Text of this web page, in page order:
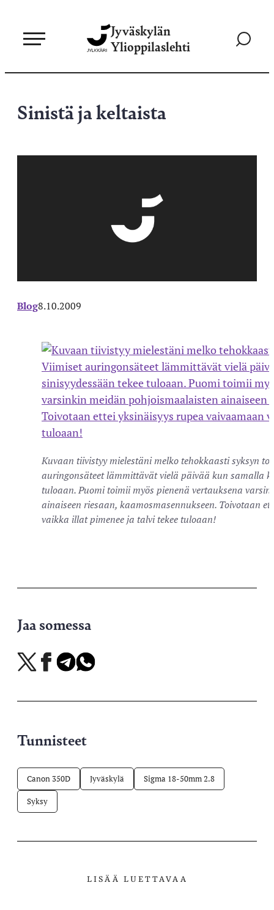
sisältöön
Jyväskylän
Ylioppilaslehti
Siirry
Sinistä ja keltaista
Blog8.10.2009
Kuvaan tiivistyy mielestäni melko tehokkaasti syksyn
auringonsäteet lämmittävät vielä päivää kun samalla
tuloaan. Puomi toimii myös pienenä vertauksena
ainaiseen riesaan, kaamosmasennukseen. Toivotaan
vaikka illat pimenee ja talvi tekee tuloaan!
Jaa somessa
Jaa
X-
Jaa
Facebookissa
Jaa
Telegramissa
Jaa
WhatsAppissa
Tunnisteet
Canon 350D Jyväskylä Sigma 18-50mm 2.8
Syksy
LISÄÄ LUETTAVAA